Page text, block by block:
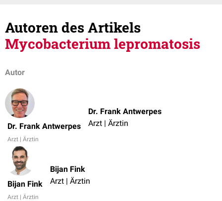
Autoren des Artikels
Mycobacterium lepromatosis
Autor
Dr. Frank Antwerpes
Arzt | Ärztin
Dr. Frank Antwerpes
Arzt | Ärztin
Bijan Fink
Arzt | Ärztin
Bijan Fink
Arzt | Ärztin